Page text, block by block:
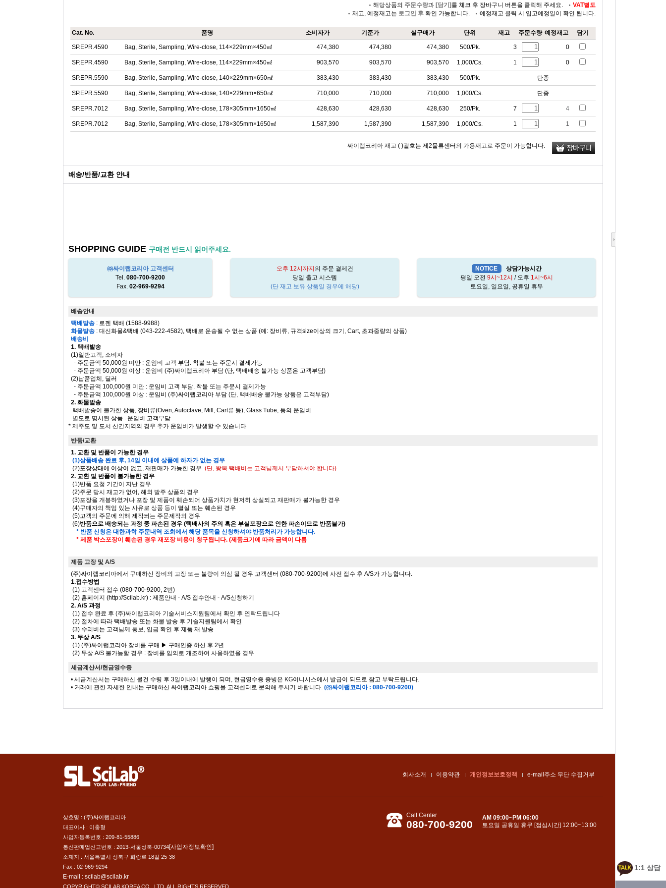
해당상품의 주문수량과 [담기] 를 체크 후 장바구니 버튼을 클릭해 주세요.
VAT별도
재고, 예정재고는 로그인 후 확인 가능합니다. 예정재고 클릭 시 입고예정일이 확인 됩니다.
Cat. No. 품명 소비자가 기준가 실구매가 단위 재고 주문수량 예정재고 담기
SP.EPR.4590 Bag, Sterile, Sampling, Wire-close, 114×229mm×450㎖ 474,380 474,380 474,380 500/Pk. 3 0
SP.EPR.4590 Bag, Sterile, Sampling, Wire-close, 114×229mm×450㎖ 903,570 903,570 903,570 1,000/Cs. 1 0
SP.EPR.5590 Bag, Sterile, Sampling, Wire-close, 140×229mm×650㎖ 383,430 383,430 383,430 500/Pk. 단종
SP.EPR.5590 Bag, Sterile, Sampling, Wire-close, 140×229mm×650㎖ 710,000 710,000 710,000 1,000/Cs. 단종
SP.EPR.7012 Bag, Sterile, Sampling, Wire-close, 178×305mm×1650㎖ 428,630 428,630 428,630 250/Pk. 7 4
SP.EPR.7012 Bag, Sterile, Sampling, Wire-close, 178×305mm×1650㎖ 1,587,390 1,587,390 1,587,390 1,000/Cs. 1 1
싸이랩코리아 재고 ( )괄호는 제2물류센터의 가용재고로 주문이 가능합니다.
배송/반품/교환 안내
SHOPPING GUIDE 구매전 반드시 읽어주세요.
㈜싸이랩코리아 고객센터
Tel. 080-700-9200
Fax. 02-969-9294
오후 12시까지 의 주문 결제건
당일 출고 시스템
(단 재고 보유 상품일 경우에 해당)
NOTICE
상담가능시간
평일 오전 9시~12시 / 오후 1시~6시
토요일, 일요일, 공휴일 휴무
배송안내
택배발송 : 로젠 택배 (1588-9988)
화물발송 : 대신화물&택배 (043-222-4582), 택배로 운송될 수 없는 상품 (예: 장비류, 규격size이상의 크기, Cart, 초과중량의 상품)
배송비
1. 택배발송
(1)일반고객, 소비자
- 주문금액 50,000원 미만 : 운임비 고객 부담. 착불 또는 주문시 결제가능
- 주문금액 50,000원 이상 : 운임비 (주)싸이랩코리아 부담 (단, 택배배송 불가능 상품은 고객부담)
(2)납품업체, 딜러
- 주문금액 100,000원 미만 : 운임비 고객 부담. 착불 또는 주문시 결제가능
- 주문금액 100,000원 이상 : 운임비 (주)싸이랩코리아 부담 (단, 택배배송 불가능 상품은 고객부담)
2. 화물발송
택배발송이 불가한 상품, 장비류(Oven, Autoclave, Mill, Cart류 등), Glass Tube, 등의 운임비
별도로 명시된 상품 : 운임비 고객부담
* 제주도 및 도서 산간지역의 경우 추가 운임비가 발생할 수 있습니다
반품/교환
1. 교환 및 반품이 가능한 경우
(1)상품배송 완료 후, 14일 이내에 상품에 하자가 없는 경우
(2)포장상태에 이상이 없고, 재판매가 가능한 경우 (단, 왕복 택배비는 고객님께서 부담하셔야 합니다)
2. 교환 및 반품이 불가능한 경우
(1)반품 요청 기간이 지난 경우
(2)주문 당시 재고가 없어, 해외 발주 상품의 경우
(3)포장을 개봉하였거나 포장 및 제품이 훼손되어 상품가치가 현저히 상실되고 재판매가 불가능한 경우
(4)구매자의 책임 있는 사유로 상품 등이 멸실 또는 훼손된 경우
(5)고객의 주문에 의해 제작되는 주문제작의 경우
(6)반품으로 배송되는 과정 중 파손된 경우 (택배사의 주의 혹은 부실포장으로 인한 파손이므로 반품불가)
* 반품 신청은 대한과학 주문내역 조회에서 해당 품목을 신청하셔야 반품처리가 가능합니다.
* 제품 박스포장이 훼손된 경우 재포장 비용이 청구됩니다. (제품크기에 따라 금액이 다름
제품 고장 및 A/S
(주)싸이랩코리아에서 구매하신 장비의 고장 또는 불량이 의심 될 경우 고객센터 (080-700-9200)에 사전 접수 후 A/S가 가능합니다.
1.접수방법
(1) 고객센터 접수 (080-700-9200, 2번)
(2) 홈페이지 (http://Scilab.kr) : 제품안내 - A/S 접수안내 - A/S신청하기
2. A/S 과정
(1) 접수 완료 후 (주)싸이랩코리아 기술서비스지원팀에서 확인 후 연락드립니다
(2) 절차에 따라 택배발송 또는 화물 발송 후 기술지원팀에서 확인
(3) 수리비는 고객님께 통보, 입금 확인 후 제품 재 발송
3. 무상 A/S
(1) (주)싸이랩코리아 장비를 구매 ▶ 구매인증 하신 후 2년
(2) 무상 A/S 불가능할 경우 : 장비를 임의로 개조하여 사용하였을 경우
세금계산서/현금영수증
• 세금계산서는 구매하신 물건 수령 후 3일이내에 발행이 되며, 현금영수증 증빙은 KG이니시스에서 발급이 되므로 참고 부탁드립니다.
• 거래에 관한 자세한 안내는 구매하신 싸이랩코리아 쇼핑몰 고객센터로 문의해 주시기 바랍니다. (㈜싸이랩코리아 : 080-700-9200)
회사소개 이용약관 개인정보보호정책 e-mail주소 무단 수집거부
상호명 : (주)싸이랩코리아
대표이사 : 이충형
사업자등록번호 : 209-81-55886
통신판매업신고번호 : 2013-서울성북-00734[사업자정보확인]
소재지 : 서울특별시 성북구 화랑로 18길 25-38
Fax : 02-969-9294
E-mail : scilab@scilab.kr
COPYRIGHT© SCILAB KOREA CO., LTD. ALL RIGHTS RESERVED.
Call Center
080-700-9200
AM 09:00~PM 06:00
토요일 공휴일 휴무 [점심시간] 12:00~13:00
1:1 상담